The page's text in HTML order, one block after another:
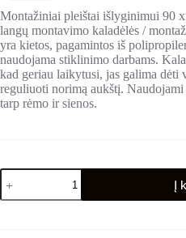
Montažiniai pleištai išlyginimui 90
langų montavimo kaladėlės /
yra kietos, pagamintos iš
naudojama stiklinimo darbams.
kad geriau laikytusi, jas galima dėti
reguliuoti norimą aukštį.
tarp rėmo ir sienos.
produkto
kiekis:
Montavimo
Į